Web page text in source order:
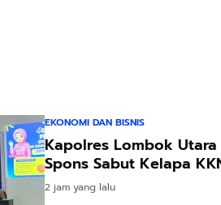
EKONOMI DAN BISNIS
Kapolres Lombok
Spons Sabut Kelapa
2 jam yang lalu